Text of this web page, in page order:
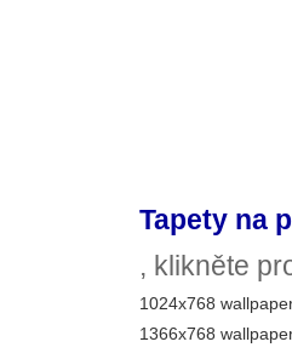
Tapety na
, klikněte
1024x768
1366x768